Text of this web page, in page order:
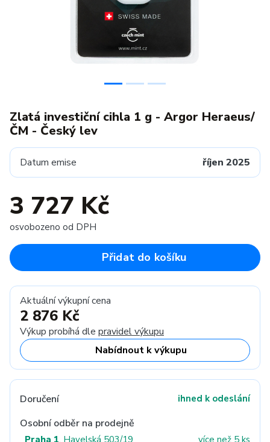
Zlatá investiční cihla 1 g - Argor Heraeus/
ČM - Český lev
Datum emise říjen 2025
3 727 Kč
osvobozeno od DPH
Přidat do košíku
Aktuální výkupní cena
2 876 Kč
Výkup probíhá dle pravidel výkupu
Nabídnout k výkupu
Doručení ihned k odeslání
Osobní odběr na prodejně
Praha 1, Havelská 503/19
více než 5 ks